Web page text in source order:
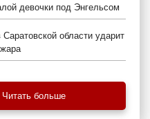
девочки под Энгельсом
области ударит
Читать больше